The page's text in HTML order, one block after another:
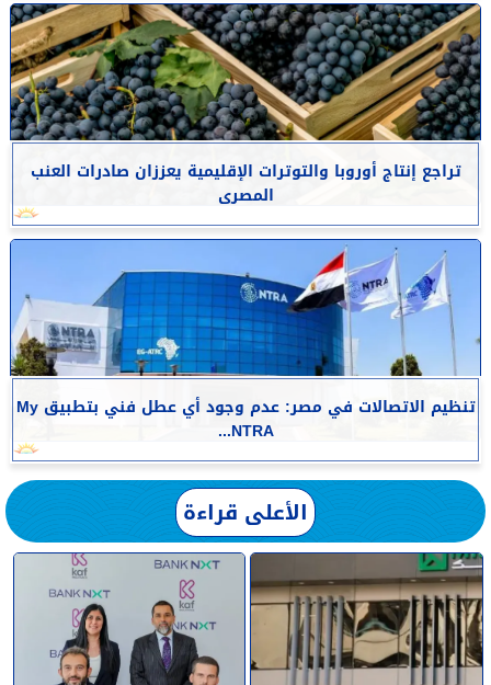
تراجع إنتاج أوروبا والتوترات الإقليمية يعززان صادرات العنب
المصرى
تنظيم الاتصالات في مصر: عدم وجود أي عطل فني بتطبيق My
NTRA...
الأعلى قراءة